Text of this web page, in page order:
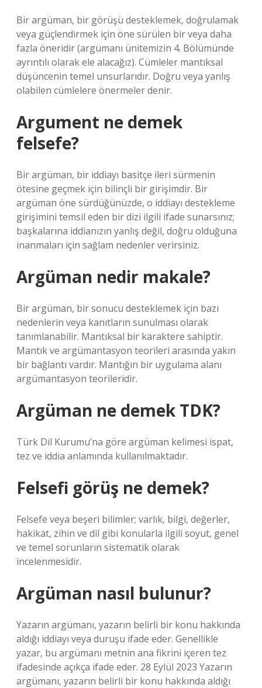
Bir argüman, bir görüşü desteklemek, doğrulamak
veya güçlendirmek için öne sürülen bir veya daha
fazla öneridir (argümanı ünitemizin 4. Bölümünde
ayrıntılı olarak ele alacağız). Cümleler mantıksal
düşüncenin temel unsurlarıdır. Doğru veya yanlış
olabilen cümlelere önermeler denir.
Argument ne demek
felsefe?
Bir argüman, bir iddiayı basitçe ileri sürmenin
ötesine geçmek için bilinçli bir girişimdir. Bir
argüman öne sürdüğünüzde, o iddiayı destekleme
girişimini temsil eden bir dizi ilgili ifade sunarsınız;
başkalarına iddianızın yanlış değil, doğru olduğuna
inanmaları için sağlam nedenler verirsiniz.
Argüman nedir makale?
Bir argüman, bir sonucu desteklemek için bazı
nedenlerin veya kanıtların sunulması olarak
tanımlanabilir. Mantıksal bir karaktere sahiptir.
Mantık ve argümantasyon teorileri arasında yakın
bir bağlantı vardır. Mantığın bir uygulama alanı
argümantasyon teorileridir.
Argüman ne demek TDK?
Türk Dil Kurumu’na göre argüman kelimesi ispat,
tez ve iddia anlamında kullanılmaktadır.
Felsefi görüş ne demek?
Felsefe veya beşeri bilimler; varlık, bilgi, değerler,
hakikat, zihin ve dil gibi konularla ilgili soyut, genel
ve temel sorunların sistematik olarak
incelenmesidir.
Argüman nasıl bulunur?
Yazarın argümanı, yazarın belirli bir konu hakkında
aldığı iddiayı veya duruşu ifade eder. Genellikle
yazar, bu argümanı metnin ana fikrini içeren tez
ifadesinde açıkça ifade eder. 28 Eylül 2023 Yazarın
argümanı, yazarın belirli bir konu hakkında aldığı